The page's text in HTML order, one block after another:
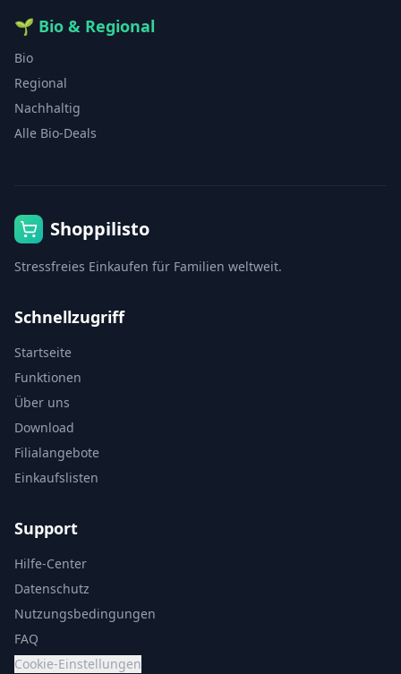
🌱 Bio & Regional
Bio
Regional
Nachhaltig
Alle Bio-Deals
Shoppilisto
Stressfreies Einkaufen für Familien weltweit.
Schnellzugriff
Startseite
Funktionen
Über uns
Download
Filialangebote
Einkaufslisten
Support
Hilfe-Center
Datenschutz
Nutzungsbedingungen
FAQ
Cookie-Einstellungen